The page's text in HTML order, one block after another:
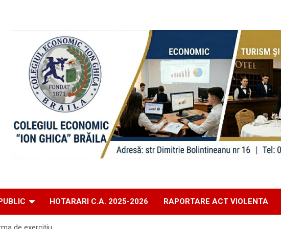
HOTARARI C.A. 2025-2026 RAPORTARE ACT VIOLENTA